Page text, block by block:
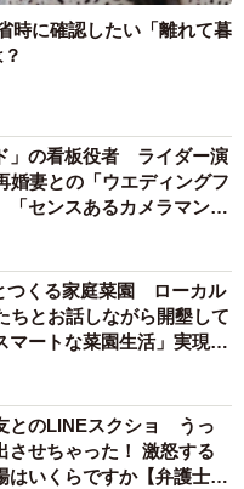
に確認したい「離れて暮
」の看板役者 ライダー演
婚妻との「ウエディングフ
センスあるカメラマン求
つくる家庭菜園 ローカル
ちとお話しながら開墾して
ートな菜園生活」実現な
とのLINEスクショ うっ
させちゃった！ 激怒する
いくらですか【弁護士が